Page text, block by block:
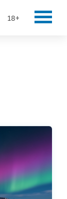
18+